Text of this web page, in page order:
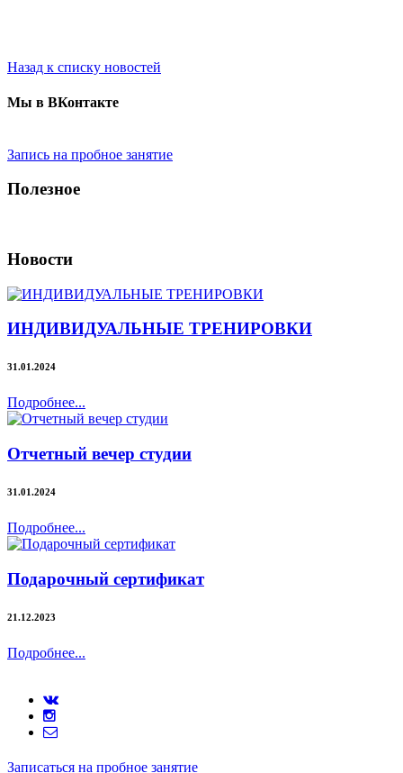
Назад к списку новостей
Мы в ВКонтакте
Запись на пробное занятие
Полезное
Новости
ИНДИВИДУАЛЬНЫЕ ТРЕНИРОВКИ
31.01.2024
Подробнее...
Отчетный вечер студии
31.01.2024
Подробнее...
Подарочный сертификат
21.12.2023
Подробнее...
Записаться на пробное занятие